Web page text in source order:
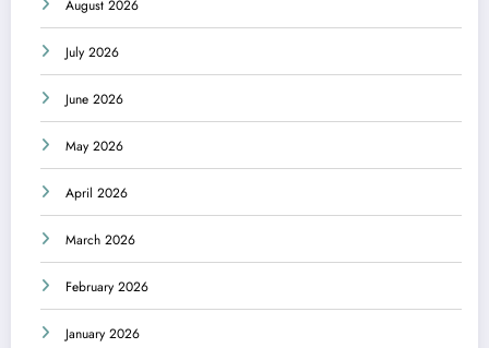
August 2026
July 2026
June 2026
May 2026
April 2026
March 2026
February 2026
January 2026